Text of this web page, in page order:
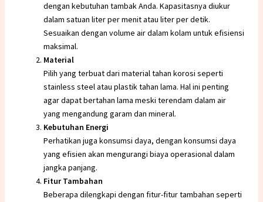
dengan kebutuhan tambak Anda. Kapasitasnya diukur
dalam satuan liter per menit atau liter per detik.
Sesuaikan dengan volume air dalam kolam untuk efisiensi
maksimal.
Material
Pilih yang terbuat dari material tahan korosi seperti
stainless steel atau plastik tahan lama. Hal ini penting
agar dapat bertahan lama meski terendam dalam air
yang mengandung garam dan mineral.
Kebutuhan Energi
Perhatikan juga konsumsi daya, dengan konsumsi daya
yang efisien akan mengurangi biaya operasional dalam
jangka panjang.
Fitur Tambahan
Beberapa dilengkapi dengan fitur-fitur tambahan seperti